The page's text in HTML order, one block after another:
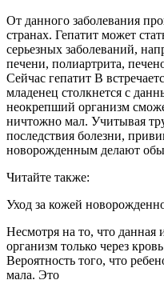
От данного заболевания
странах. Гепатит может
серьезных заболеваний,
печени, полиартрита,
Сейчас гепатит В
младенец столкнется с
неокрепший организм
ничтожно мал. Учитывая
последствия болезни,
новорожденным делают
Читайте также:
Уход за кожей
Несмотря на то, что данная
организм только через
Вероятность того, что
мала. Это